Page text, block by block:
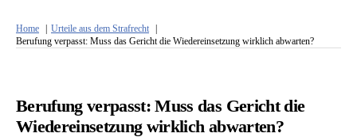
Home
Urteile aus dem Strafrecht
Berufung verpasst: Muss das Gericht die Wiedereinsetzung wirklich abwarten?
Berufung verpasst: Muss das Gericht die
Wiedereinsetzung wirklich abwarten?